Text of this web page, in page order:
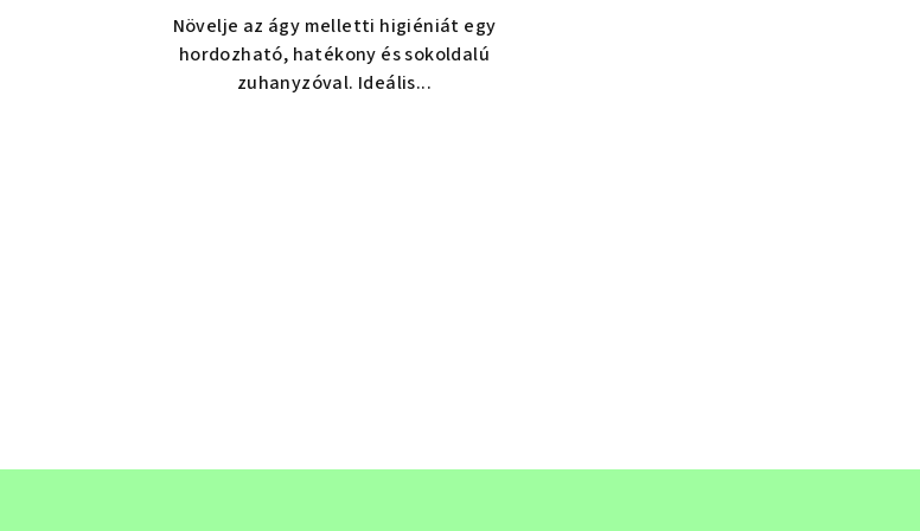
Növelje az ágy melletti higiéniát egy
hordozható, hatékony és sokoldalú
zuhanyzóval. Ideális...